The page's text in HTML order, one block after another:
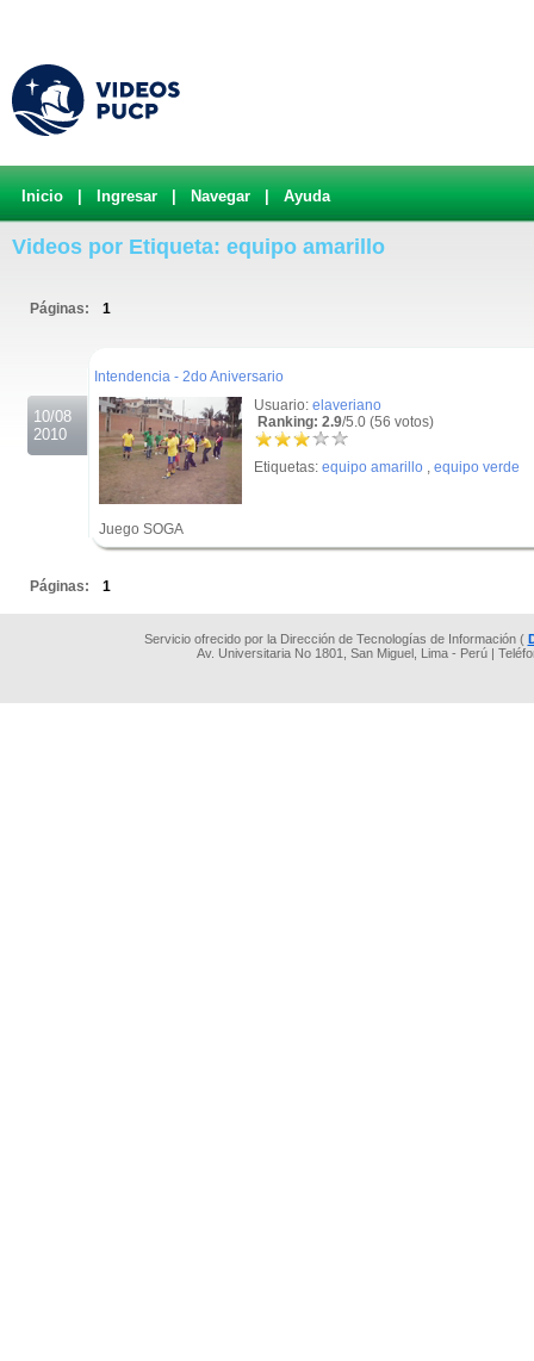
Inicio Ingresar Navegar Ayuda
Videos por Etiqueta: equipo amarillo
Páginas: 1
10/08
2010
Intendencia - 2do Aniversario
Usuario: elaveriano
Ranking: 2.9/5.0 (56 votos)
Etiquetas: equipo amarillo , equipo verde
Juego SOGA
Páginas: 1
Servicio ofrecido por la Dirección de Tecnologías de Información (
Av. Universitaria No 1801, San Miguel, Lima - Perú |